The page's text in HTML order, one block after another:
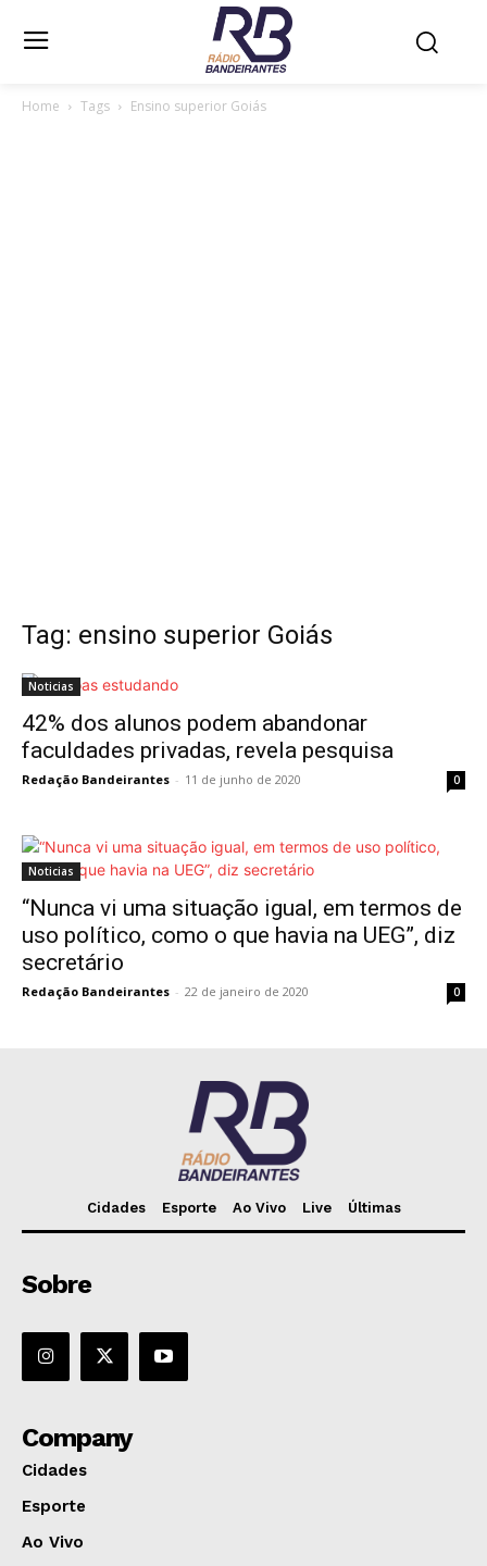
Home Tags Ensino superior Goiás
Tag: ensino superior Goiás
Noticias
42% dos alunos podem abandonar
faculdades privadas, revela pesquisa
Redação Bandeirantes - 11 de junho de 2020 0
Noticias
“Nunca vi uma situação igual, em termos de
uso político, como o que havia na UEG”, diz
secretário
Redação Bandeirantes - 22 de janeiro de 2020 0
Cidades Esporte Ao Vivo Live Últimas
Sobre
Company
Cidades
Esporte
Ao Vivo